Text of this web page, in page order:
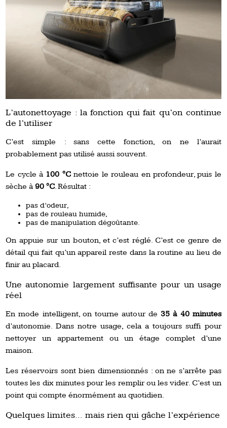
L’autonettoyage : la fonction qui fait qu’on continue
de l’utiliser
C’est simple : sans cette fonction, on ne l’aurait
probablement pas utilisé aussi souvent.
Le cycle à 100 °Cnettoie le rouleau en profondeur, puis le
sèche à90 °C. Résultat :
pas d’odeur,
pas de rouleau humide,
pas de manipulation dégoûtante.
On appuie sur un bouton, et c’est réglé. C’est ce genre de
détail qui fait qu’un appareil reste dans la routine au lieu de
finir au placard.
Une autonomie largement suffisante pour un usage
réel
En mode intelligent, on tourne autour de 35 à 40 minutes
d’autonomie. Dans notre usage, cela a toujours suffi pour
nettoyer un appartement ou un étage complet d’une
maison.
Les réservoirs sont bien dimensionnés : on ne s’arrête pas
toutes les dix minutes pour les remplir ou les vider. C’est un
point qui compte énormément au quotidien.
Quelques limites… mais rien qui gâche l’expérience